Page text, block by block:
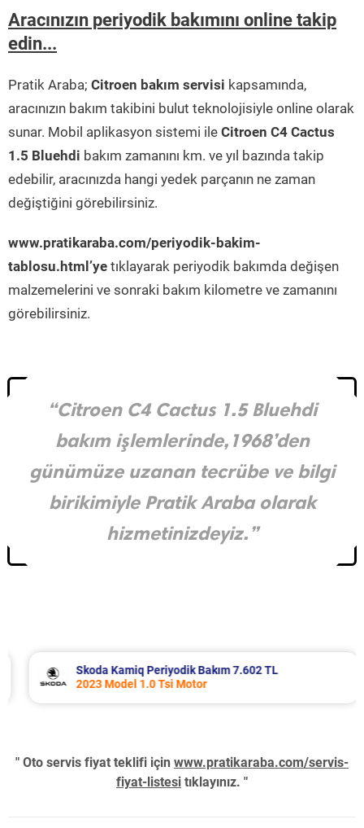
Aracınızın periyodik bakımını online takip
edin...
Pratik Araba; Citroen bakım servisi kapsamında,
aracınızın bakım takibini bulut teknolojisiyle online olarak
sunar. Mobil aplikasyon sistemi ile Citroen C4 Cactus
1.5 Bluehdi bakım zamanını km. ve yıl bazında takip
edebilir, aracınızda hangi yedek parçanın ne zaman
değiştiğini görebilirsiniz.
www.pratikaraba.com/periyodik-bakim-
tablosu.html’ye tıklayarak periyodik bakımda değişen
malzemelerini ve sonraki bakım kilometre ve zamanını
görebilirsiniz.
“Citroen C4 Cactus 1.5 Bluehdi
bakım işlemlerinde,1968’den
günümüze uzanan tecrübe ve bilgi
birikimiyle Pratik Araba olarak
hizmetinizdeyiz.”
Skoda Kamiq Periyodik Bakım 7.602 TL
2023 Model 1.0 Tsi Motor
" Oto servis fiyat teklifi için www.pratikaraba.com/servis-
fiyat-listesi tıklayınız. "